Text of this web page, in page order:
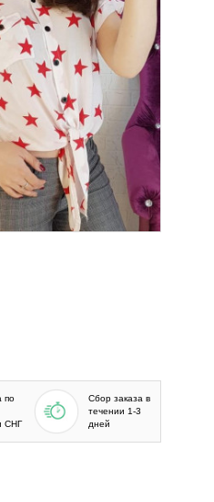
по
СНГ
Сбор заказа в
течении 1-3
дней